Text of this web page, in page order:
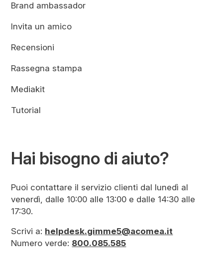
Brand ambassador
Invita un amico
Recensioni
Rassegna stampa
Mediakit
Tutorial
Hai bisogno di aiuto?
Puoi contattare il servizio clienti dal lunedì al
venerdì, dalle 10:00 alle 13:00 e dalle 14:30 alle
17:30.
Scrivi a: helpdesk.gimme5@acomea.it
Numero verde: 800.085.585